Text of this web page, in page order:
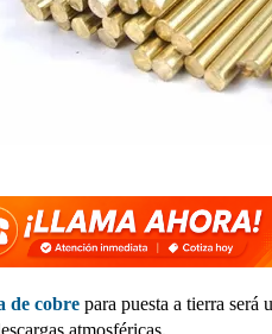
de cobre para puesta a tierra será
atmosféricas.